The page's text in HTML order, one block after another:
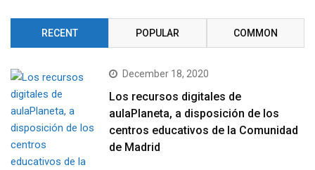
RECENT POPULAR COMMON
December 18, 2020
Los recursos digitales de
aulaPlaneta, a disposición de los
centros educativos de la Comunidad
de Madrid